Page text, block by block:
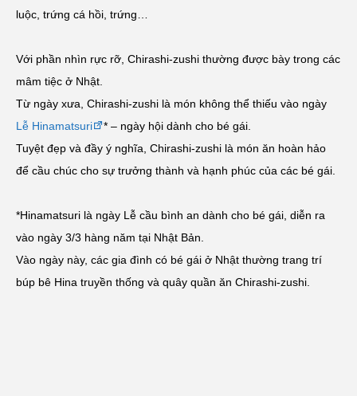
luộc, trứng cá hồi, trứng…
Với phần nhìn rực rỡ, Chirashi-zushi thường được bày trong các
mâm tiệc ở Nhật.
Từ ngày xưa, Chirashi-zushi là món không thể thiếu vào ngày
Lễ Hinamatsuri
* – ngày hội dành cho bé gái.
Tuyệt đẹp và đầy ý nghĩa, Chirashi-zushi là món ăn hoàn hảo
để cầu chúc cho sự trưởng thành và hạnh phúc của các bé gái.
*Hinamatsuri là ngày Lễ cầu bình an dành cho bé gái, diễn ra
vào ngày 3/3 hàng năm tại Nhật Bản.
Vào ngày này, các gia đình có bé gái ở Nhật thường trang trí
búp bê Hina truyền thống và quây quần ăn Chirashi-zushi.